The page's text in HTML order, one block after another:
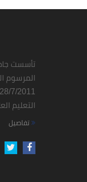
تأسست
التعليم
تفاصيل